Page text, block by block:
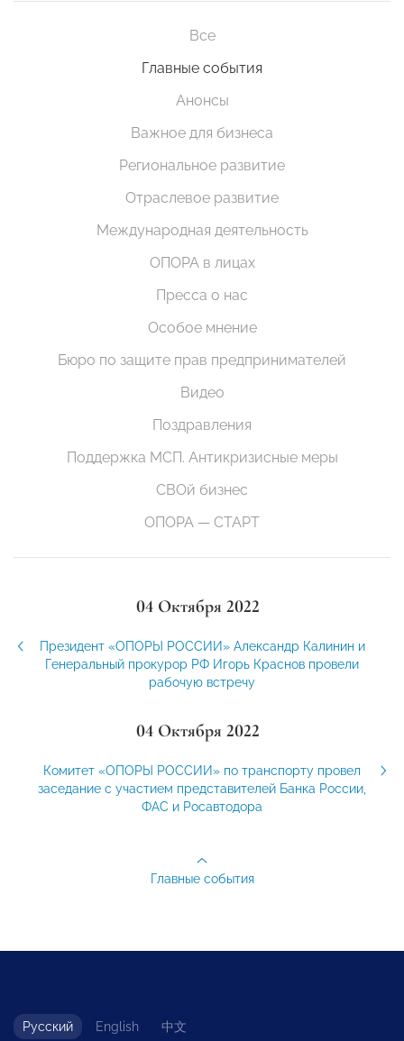
Все
Главные события
Анонсы
Важное для бизнеса
Региональное развитие
Отраслевое развитие
Международная деятельность
ОПОРА в лицах
Пресса о нас
Особое мнение
Бюро по защите прав предпринимателей
Видео
Поздравления
Поддержка МСП. Антикризисные меры
СВОй бизнес
ОПОРА — СТАРТ
04 Октября 2022
Президент «ОПОРЫ РОССИИ» Александр Калинин и
Генеральный прокурор РФ Игорь Краснов провели
рабочую встречу
04 Октября 2022
Комитет «ОПОРЫ РОССИИ» по транспорту провел
заседание с участием представителей Банка России,
ФАС и Росавтодора
Главные события
Русский English 中文